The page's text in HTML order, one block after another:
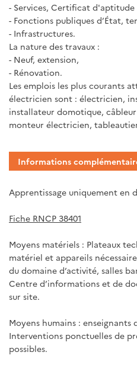
- Services, Certificat
- Fonctions publiques d’État,
- Infrastructures.
La nature des travaux :
- Neuf, extension,
- Rénovation.
Les emplois les plus courants
électricien sont : électricien,
installateur domotique,
monteur électricien,
Informations
Apprentissage uniquement en
Fiche RNCP 38401
Moyens matériels : Plateaux
matériel et appareils
du domaine d’activité, salles
Centre d’informations et de
sur site.
Moyens humains : enseignants
Interventions ponctuelles de
possibles.